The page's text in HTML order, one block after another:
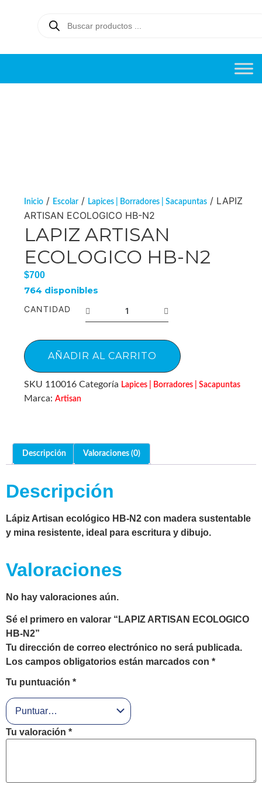
Inicio / Escolar / Lapices | Borradores | Sacapuntas / LAPIZ
ARTISAN ECOLOGICO HB-N2
LAPIZ ARTISAN
ECOLOGICO HB-N2
$700
764 disponibles
CANTIDAD
AÑADIR AL CARRITO
SKU 110016 Categoría Lapices | Borradores | Sacapuntas
Marca: Artisan
Descripción Valoraciones (0)
Descripción
Lápiz Artisan ecológico HB-N2 con madera sustentable
y mina resistente, ideal para escritura y dibujo.
Valoraciones
No hay valoraciones aún.
Sé el primero en valorar “LAPIZ ARTISAN ECOLOGICO
HB-N2”
Tu dirección de correo electrónico no será publicada.
Los campos obligatorios están marcados con *
Tu puntuación *
Tu valoración *